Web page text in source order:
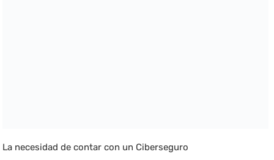
La necesidad de contar con un Ciberseguro